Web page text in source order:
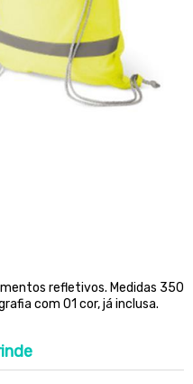
refletivos. Medidas 350
com 01 cor, já inclusa.